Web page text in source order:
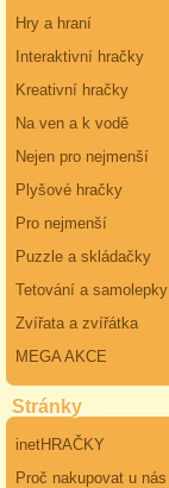
Hry a hraní
Interaktivní hračky
Kreativní hračky
Na ven a k vodě
Nejen pro nejmenší
Plyšové hračky
Pro nejmenší
Puzzle a skládačky
Tetování a samolepky
Zvířata a zvířátka
MEGA AKCE
Stránky
inetHRAČKY
Proč nakupovat u nás